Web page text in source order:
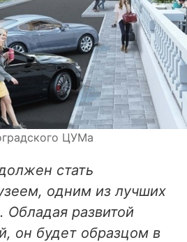
ЦУМа
стать
одним из лучших
Обладая развитой
он будет образцом в